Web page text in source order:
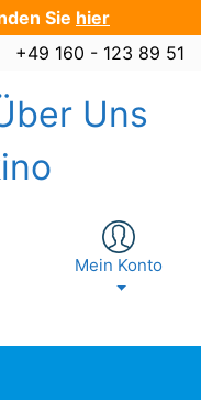
Sie hier
+49 160 - 123 89 51
Uns
Mein Konto